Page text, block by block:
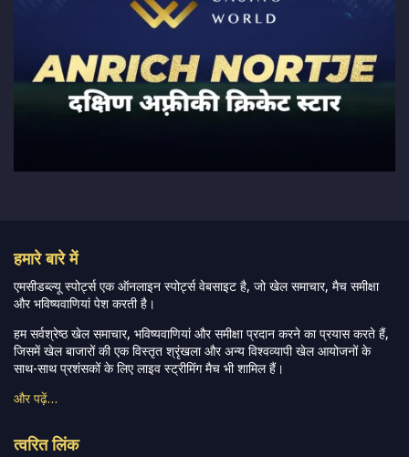
हमारे बारे में
एमसीडब्ल्यू स्पोर्ट्स एक ऑनलाइन स्पोर्ट्स वेबसाइट है, जो खेल समाचार, मैच समीक्षा
और भविष्यवाणियां पेश करती है।
हम सर्वश्रेष्ठ खेल समाचार, भविष्यवाणियां और समीक्षा प्रदान करने का प्रयास करते हैं,
जिसमें खेल बाजारों की एक विस्तृत श्रृंखला और अन्य विश्वव्यापी खेल आयोजनों के
साथ-साथ प्रशंसकों के लिए लाइव स्ट्रीमिंग मैच भी शामिल हैं।
और पढ़ें…
त्वरित लिंक